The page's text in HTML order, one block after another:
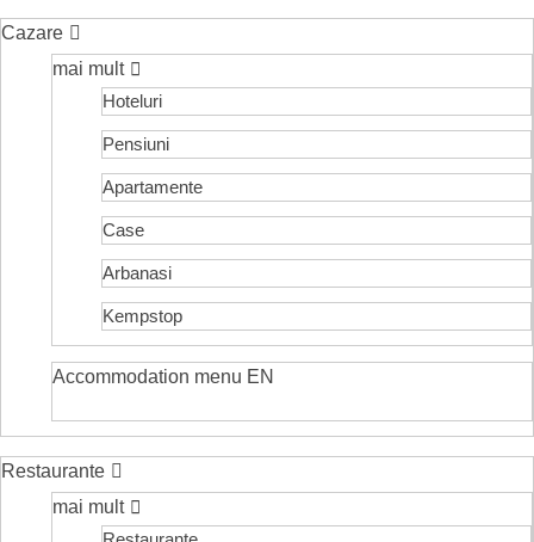
Cazare
mai mult
Hoteluri
Pensiuni
Apartamente
Case
Arbanasi
Kempstop
Accommodation menu EN
Restaurante
mai mult